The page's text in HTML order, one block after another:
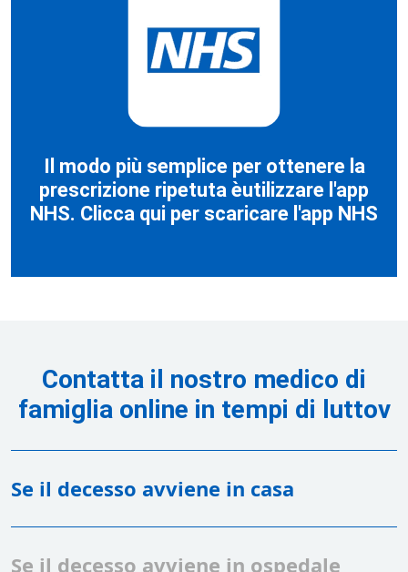
Il modo più semplice per ottenere la
prescrizione ripetuta èutilizzare l'app
NHS. Clicca qui per scaricare l'app NHS
Contatta il nostro medico di
famiglia online in tempi di luttov
Se il decesso avviene in casa
Se il decesso avviene in ospedale